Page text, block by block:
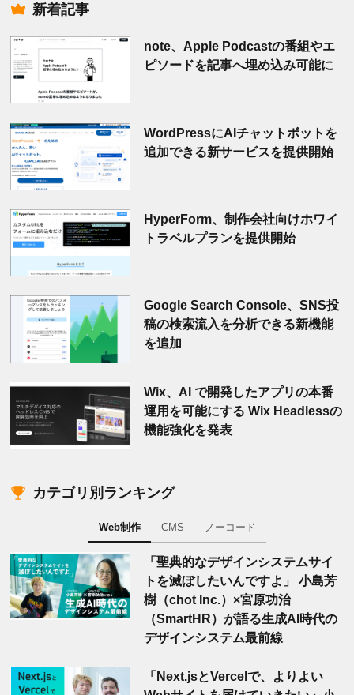
新着記事
note、Apple Podcastの番組やエ
ピソードを記事へ埋め込み可能に
WordPressにAIチャットボットを
追加できる新サービスを提供開始
HyperForm、制作会社向けホワイ
トラベルプランを提供開始
Google Search Console、SNS投
稿の検索流入を分析できる新機能
を追加
Wix、AI で開発したアプリの本番
運用を可能にする Wix Headlessの
機能強化を発表
カテゴリ別ランキング
Web制作 CMS ノーコード
「聖典的なデザインシステムサイ
トを滅ぼしたいんですよ」 小島芳
樹（chot Inc.）×宮原功治
（SmartHR）が語る生成AI時代の
デザインシステム最前線
「Next.jsとVercelで、よりよい